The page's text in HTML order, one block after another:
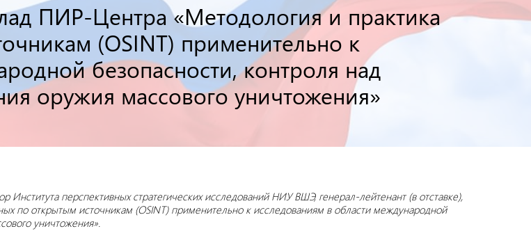
ПИР-Центра «Методология и практика
(OSINT) применительно к
безопасности, контроля над
оружия массового уничтожения»
перспективных стратегических исследований НИУ ВШЭ, генерал-лейтенант (в отставке),
по открытым источникам (OSINT) применительно к исследованиям в области международной
уничтожения».